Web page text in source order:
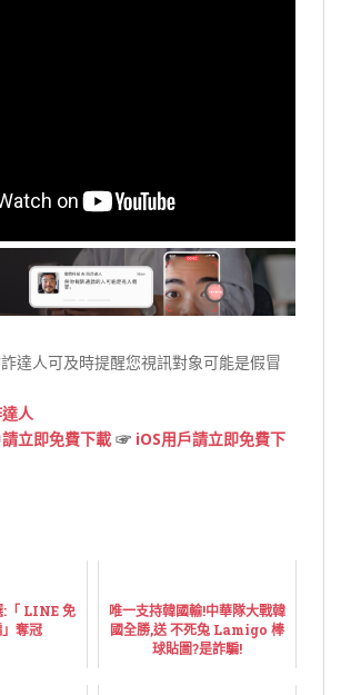
達人可及時提醒您視訊對象可能是假冒
人
立即免費下載 ☞ iOS用戶請立即免費下
:「 LINE 免
奪冠
唯一支持韓國輸!中華隊大戰韓
國全勝,送 不死兔 Lamigo 棒
球貼圖?是詐騙!